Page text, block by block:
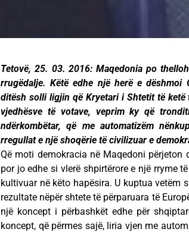
Tetovë, 25. 03. 2016: Maqedonia po
rrugëdalje. Këtë edhe një herë e dëshmoi
ditësh solli ligjin që Kryetari i Shtetit të
vjedhësve të votave, veprim ky që
ndërkombëtar, që me automatizëm
rregullat e një shoqërie të civilizuar e
Që moti demokracia në Maqedoni përjeton
por jo edhe si vlerë shpirtërore e një rryme
kultivuar në këto hapësira. U kuptua vetëm
rezultate nëpër shtete të përparuara të
një koncept i përbashkët edhe për
koncept, që përmes sajë, liria vjen me